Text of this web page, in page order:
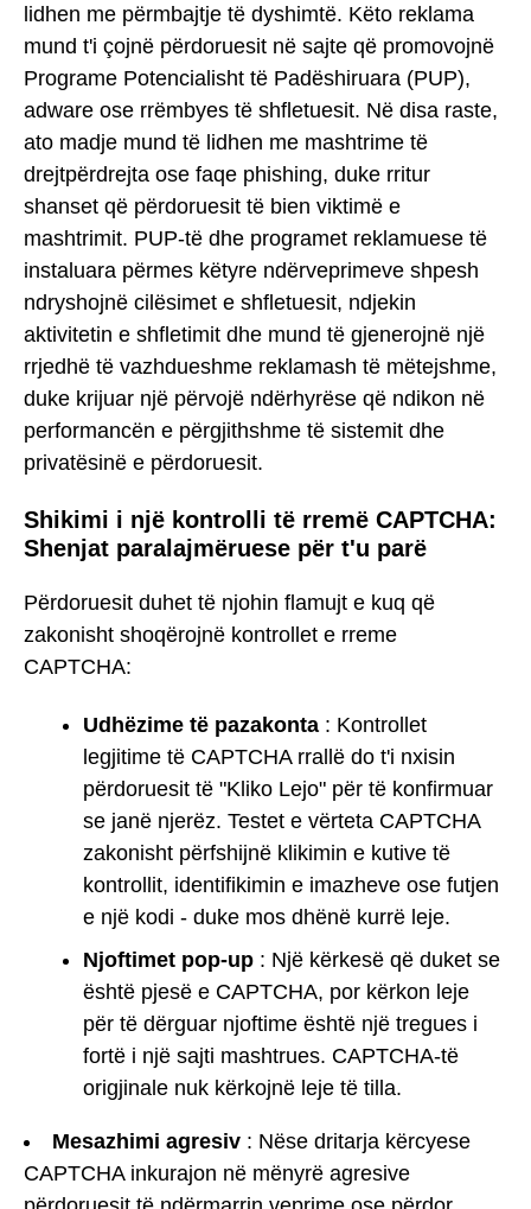
lidhen me përmbajtje të dyshimtë. Këto reklama
mund t'i çojnë përdoruesit në sajte që promovojnë
Programe Potencialisht të Padëshiruara (PUP),
adware ose rrëmbyes të shfletuesit. Në disa raste,
ato madje mund të lidhen me mashtrime të
drejtpërdrejta ose faqe phishing, duke rritur
shanset që përdoruesit të bien viktimë e
mashtrimit. PUP-të dhe programet reklamuese të
instaluara përmes këtyre ndërveprimeve shpesh
ndryshojnë cilësimet e shfletuesit, ndjekin
aktivitetin e shfletimit dhe mund të gjenerojnë një
rrjedhë të vazhdueshme reklamash të mëtejshme,
duke krijuar një përvojë ndërhyrëse që ndikon në
performancën e përgjithshme të sistemit dhe
privatësinë e përdoruesit.
Shikimi i një kontrolli të rremë CAPTCHA:
Shenjat paralajmëruese për t'u parë
Përdoruesit duhet të njohin flamujt e kuq që
zakonisht shoqërojnë kontrollet e rreme
CAPTCHA:
Udhëzime të pazakonta : Kontrollet
legjitime të CAPTCHA rrallë do t'i nxisin
përdoruesit të "Kliko Lejo" për të konfirmuar
se janë njerëz. Testet e vërteta CAPTCHA
zakonisht përfshijnë klikimin e kutive të
kontrollit, identifikimin e imazheve ose futjen
e një kodi - duke mos dhënë kurrë leje.
Njoftimet pop-up : Një kërkesë që duket se
është pjesë e CAPTCHA, por kërkon leje
për të dërguar njoftime është një tregues i
fortë i një sajti mashtrues. CAPTCHA-të
origjinale nuk kërkojnë leje të tilla.
Mesazhimi agresiv : Nëse dritarja kërcyese
CAPTCHA inkurajon në mënyrë agresive